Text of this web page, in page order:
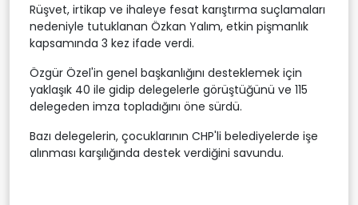
Rüşvet, irtikap ve ihaleye fesat karıştırma suçlamaları
nedeniyle tutuklanan Özkan Yalım, etkin pişmanlık
kapsamında 3 kez ifade verdi.
Özgür Özel'in genel başkanlığını desteklemek için
yaklaşık 40 ile gidip delegelerle görüştüğünü ve 115
delegeden imza topladığını öne sürdü.
Bazı delegelerin, çocuklarının CHP'li belediyelerde işe
alınması karşılığında destek verdiğini savundu.